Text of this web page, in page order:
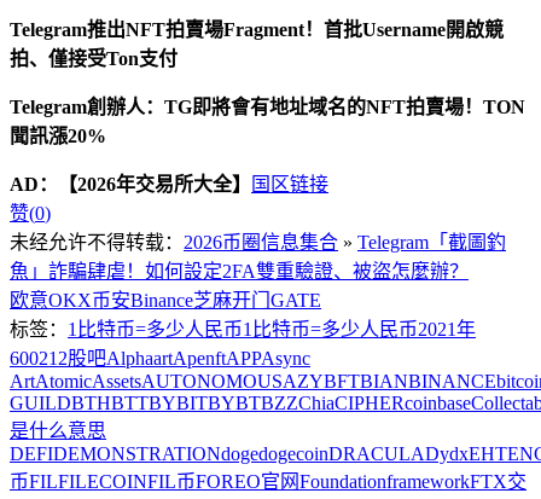
Telegram推出NFT拍賣場Fragment！首批Username開啟競
拍、僅接受Ton支付
Telegram創辦人：TG即將會有地址域名的NFT拍賣場！TON
聞訊漲20%
AD： 【2026年交易所大全】
国区链接
赞(0)
未经允许不得转载： 2026币圈信息集合 » Telegram「截圖釣
魚」詐騙肆虐！如何設定2FA雙重驗證、被盜怎麼辦？
欧意OKX币安Binance芝麻开门GATE
标签： 1比特币=多少人民币1比特币=多少人民币2021年
600212股吧AlphaartApenftAPPAsync
ArtAtomicAssetsAUTONOMOUSAZYBFTBIANBINANCE
GUILDBTHBTTBYBITBYBTBZZChiaCIPHERcoinbase
是什么意思
DEFIDEMONSTRATIONdogedogecoinDRACULADydxEHT
币FILFILECOINFIL币FOREO官网FoundationframeworkFTX交